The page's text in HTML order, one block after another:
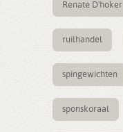
Renate D'hoker
ruilhandel
spingewichten
sponskoraal